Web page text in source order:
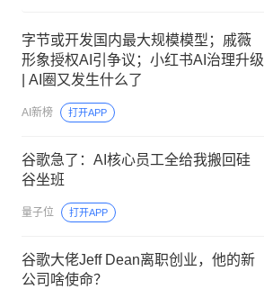
字节或开发国内最大规模模型；戚薇
形象授权AI引争议；小红书AI治理升级
| AI圈又发生什么了
AI新榜 打开APP
谷歌急了：AI核心员工全给我搬回硅
谷坐班
量子位 打开APP
谷歌大佬Jeff Dean离职创业，他的新
公司啥使命？